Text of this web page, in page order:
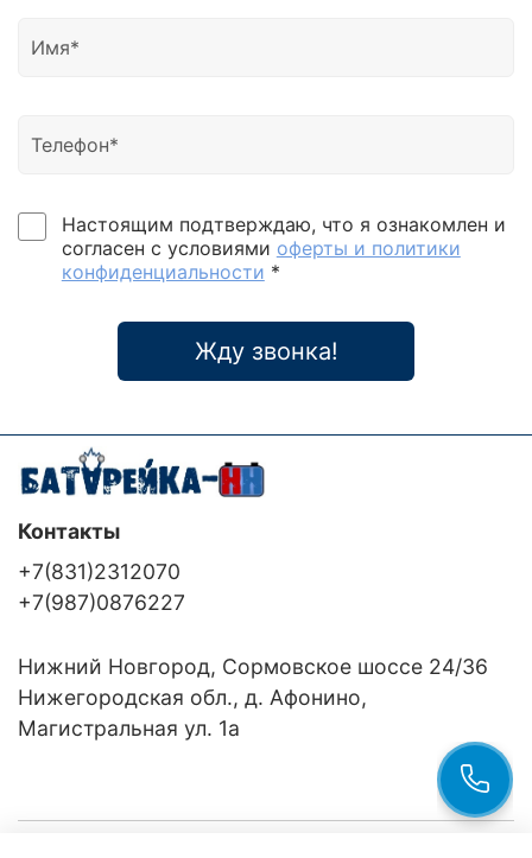
Настоящим подтверждаю, что я ознакомлен и
согласен с условиями оферты и политики
конфиденциальности *
Жду звонка!
Контакты
+7(831)2312070
+7(987)0876227
Нижний Новгород, Сормовское шоссе 24/36
Нижегородская обл., д. Афонино,
Магистральная ул. 1а